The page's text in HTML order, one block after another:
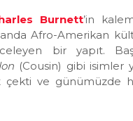
Burnett’in
Afro-Amerikan
bir yapıt.
(Cousin) gibi isimler
çekti ve günümüzde